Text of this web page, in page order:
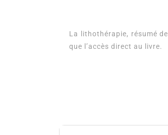
La lithothérapie, résumé
que l’accès direct au livre.
Romances
2026
6 Juil 2026
littérature